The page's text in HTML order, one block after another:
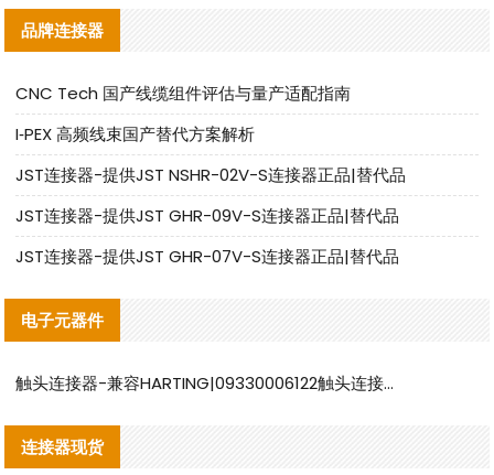
品牌连接器
CNC Tech 国产线缆组件评估与量产适配指南
I‑PEX 高频线束国产替代方案解析
JST连接器-提供JST NSHR-02V-S连接器正品|替代品
JST连接器-提供JST GHR-09V-S连接器正品|替代品
JST连接器-提供JST GHR-07V-S连接器正品|替代品
电子元器件
触头连接器-兼容HARTING|09330006122触头连接器替代品说明
连接器现货